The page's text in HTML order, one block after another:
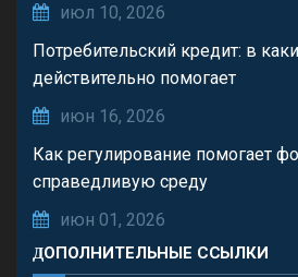
июл 10, 2026
Потребительский кредит: в
действительно помогает
июн 16, 2026
Как регулирование помогает
справедливую среду
июн 01, 2026
ДОПОЛНИТЕЛЬНЫЕ ССЫЛКИ